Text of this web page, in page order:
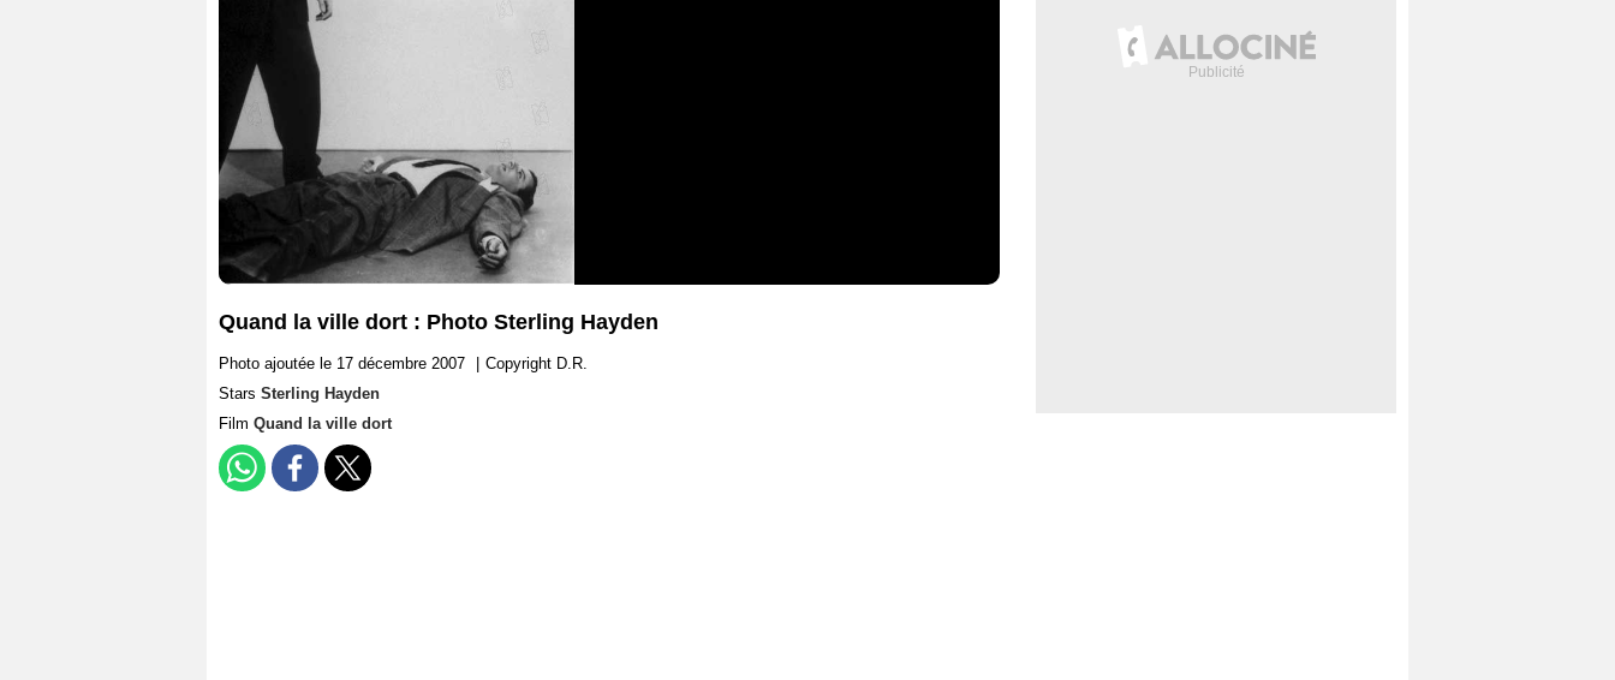
Quand la ville dort : Photo Sterling Hayden
Photo ajoutée le 17 décembre 2007
Copyright D.R.
Stars Sterling Hayden
Film Quand la ville dort